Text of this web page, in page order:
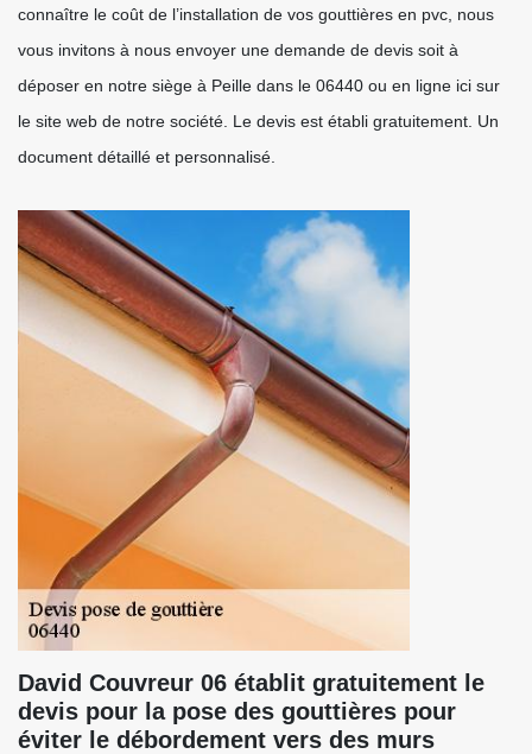
connaître le coût de l’installation de vos gouttières en pvc, nous
vous invitons à nous envoyer une demande de devis soit à
déposer en notre siège à Peille dans le 06440 ou en ligne ici sur
le site web de notre société. Le devis est établi gratuitement. Un
document détaillé et personnalisé.
David Couvreur 06 établit gratuitement le
devis pour la pose des gouttières pour
éviter le débordement vers des murs